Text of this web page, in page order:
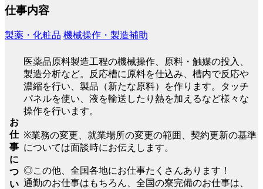
仕事内容
製薬・化粧品 機械操作・製造補助
お
仕
事
に
つ
い
医薬品原料製造工程の機械操作、原料・触媒の投入、
製造分析など。反応槽に原料を仕込み、槽内で反応や
濃縮を行い、製品（新たな原料）を作ります。タッチ
パネルを使い、液を輸送したり熱を加えるなど様々な
操作を行います。
※業務の変更、就業場所の変更の範囲、契約更新の基準
については面談時にお伝えします。
◎この他、全国各地にお仕事たくさんあります！
通勤のお仕事はもちろん、全国の寮完備のお仕事は、